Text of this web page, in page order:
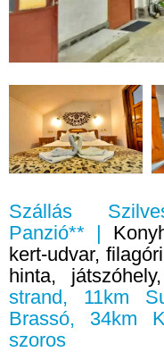
Szállás
Panzió** |
kert-udvar,
hinta,
strand, 11km
Brassó, 34km
szoros